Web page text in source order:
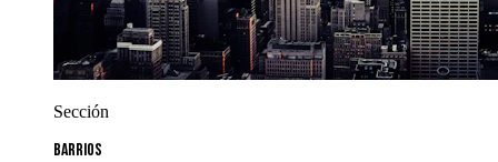
Sección
Barrios